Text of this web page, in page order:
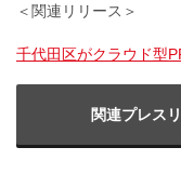
＜関連リリース＞
千代田区がクラウド型
関連プレス